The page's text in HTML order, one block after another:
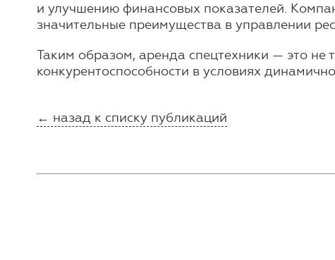
и улучшению финансовых показателей.
значительные преимущества в управлении
Таким образом, аренда спецтехники — это не
конкурентоспособности в условиях
← назад к списку публикаций